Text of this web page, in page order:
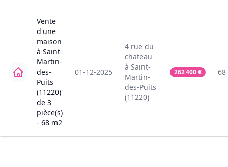
Vente
d'une
maison
à Saint-
Martin-
des-
Puits
(11220)
de 3
pièce(s)
- 68 m2
01-12-2025
4 rue du
chateau
à Saint-
Martin-
des-Puits
(11220)
262 400€ 68